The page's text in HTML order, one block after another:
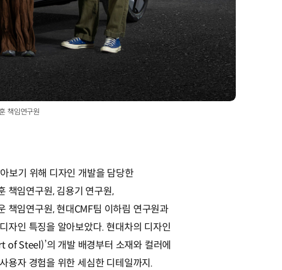
책임연구원
보기 위해 디자인 개발을 담당한
책임연구원, 김용기 연구원,
책임연구원, 현대CMF팀 이하림 연구원과
자인 특징을 알아보았다. 현대차의 디자인
of Steel)’의 개발 배경부터 소재와 컬러에
용자 경험을 위한 세심한 디테일까지.